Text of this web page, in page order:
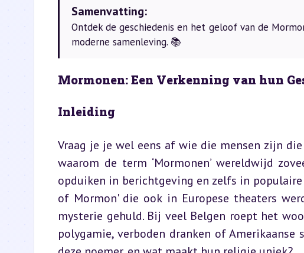
Samenvatting:
Ontdek de geschiedenis en het geloof van de
moderne samenleving. 📚
Mormonen: Een Verkenning van hun
Inleiding
Vraag je je wel eens af wie die mensen zijn
waarom de term ‘Mormonen’ wereldwijd
opduiken in berichtgeving en zelfs in
of Mormon' die ook in Europese theaters
mysterie gehuld. Bij veel Belgen roept het
polygamie, verboden dranken of